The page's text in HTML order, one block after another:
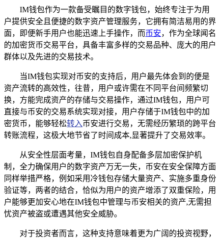
IM钱包作为一款备受瞩目的数字钱包，始终专注于为用
户提供安全且便捷的数字资产管理服务，它拥有简洁易用的界
面，即便新手用户也能迅速上手操作，而币安，作为全球闻名
的加密货币交易平台，具备丰富多样的交易品种、庞大的用户
群体以及先进的交易技术。
当IM钱包实现对币安的支持后，用户最先体会到的便是
资产流转的高效性，往昔，用户或许需在不同平台间频繁切
换，方能完成资产的存储与交易操作，通过IM钱包，用户可
直接与币安的交易系统实现对接，用户存储于IM钱包中的加
密货币，能够轻松转入币安进行交易，无需经历繁琐的跨平台
转账流程，这极大地节省了时间成本,显著提升了交易效率。
从安全性层面考量，IM钱包自身配备多层加密保护机
制，全力确保用户的数字资产万无一失，币安在安全保障方面
同样举措严格，例如采用冷钱包存储大量资产、实施多重身份
验证等，两者的结合，恰似为用户的资产增添了双重保险，用
户能够更加安心地在IM钱包中管理与币安相关的资产,无需担
忧资产被盗或遭遇其他安全威胁。
对于投资者而言，这种支持意味着更为广阔的投资视野，